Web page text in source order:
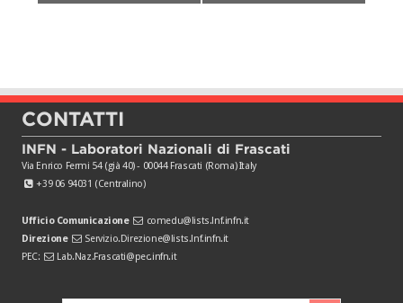
CONTATTI
INFN - Laboratori Nazionali di Frascati
Via Enrico Fermi 54 (già 40) - 00044 Frascati (Roma) Italy
+39 06 94031 (Centralino)
Ufficio Comunicazione
comedu@lists.lnf.infn.it
Direzione
Servizio.Direzione@lists.lnf.infn.it
PEC:
Lab.Naz.Frascati@pec.infn.it